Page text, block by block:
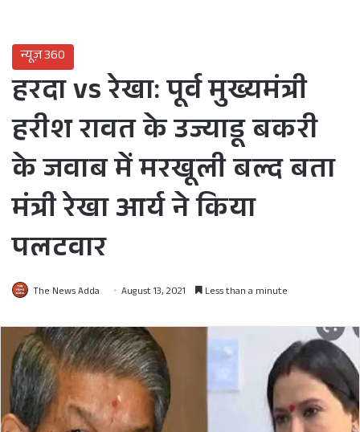
न्यूज़ 360
हरदा vs रेखा: पूर्व मुख्यमंत्री
हरीश रावत के उज्याडू बकरी
के जवाब में मरखूली बल्द बता
मंत्री रेखा आर्य ने किया
पलटवार
The News Adda August 13, 2021 Less than a minute